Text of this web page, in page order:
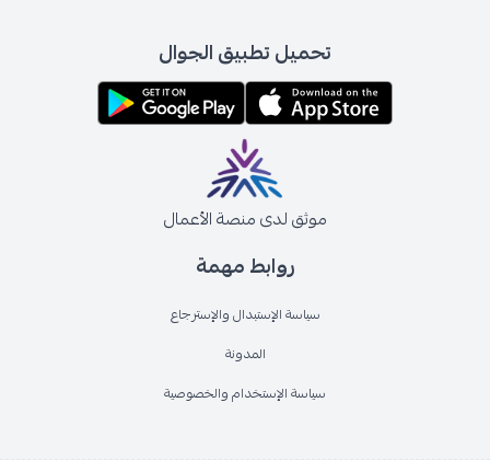
روابط مهمة
سياسة الإستبدال والإسترجاع
المدونة
سياسة الإستخدام والخصوصية
تحميل تطبيق الجوال
موثق لدى منصة الأعمال